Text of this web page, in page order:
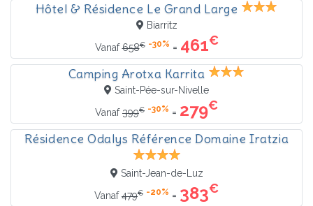
Hôtel & Résidence Le Grand Large
Biarritz
Vanaf658€ -30% = 461€
Camping Arotxa Karrita
Saint-Pée-sur-Nivelle
Vanaf399€ -30% = 279€
Résidence Odalys Référence Domaine Iratzia
Saint-Jean-de-Luz
Vanaf479€ -20% = 383€